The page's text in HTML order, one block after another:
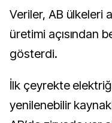
Veriler, AB ülkeleri
üretimi açısından
gösterdi.
İlk çeyrekte
yenilenebilir